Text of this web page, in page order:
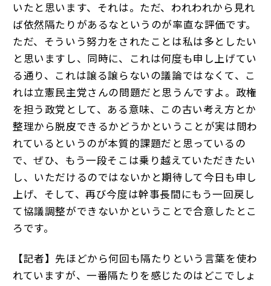
いたと思います、それは。ただ、われわれから見れ
ば依然隔たりがあるなというのが率直な評価です。
ただ、そういう努力をされたことは私は多としたい
と思いますし、同時に、これは何度も申し上げてい
る通り、これは譲る譲らないの議論ではなくて、こ
れは立憲民主党さんの問題だと思うんですよ。政権
を担う政党として、ある意味、この古い考え方とか
整理から脱皮できるかどうかということが実は問わ
れているというのが本質的課題だと思っているの
で、ぜひ、もう一段そこは乗り越えていただきたい
し、いただけるのではないかと期待して今日も申し
上げ、そして、再び今度は幹事長間にもう一回戻し
て協議調整ができないかということで合意したとこ
ろです。
【記者】先ほどから何回も隔たりという言葉を使わ
れていますが、一番隔たりを感じたのはどこでしょ